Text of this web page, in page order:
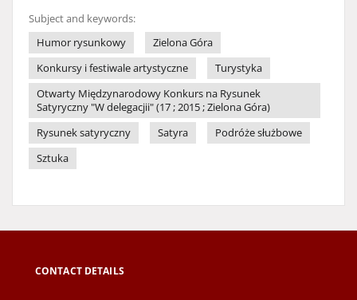
Subject and keywords:
Humor rysunkowy
Zielona Góra
Konkursy i festiwale artystyczne
Turystyka
Otwarty Międzynarodowy Konkurs na Rysunek
Satyryczny "W delegacjii" (17 ; 2015 ; Zielona Góra)
Rysunek satyryczny
Satyra
Podróże służbowe
Sztuka
CONTACT DETAILS